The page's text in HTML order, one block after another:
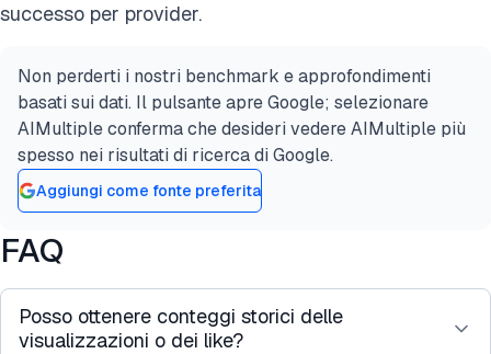
successo per provider.
Non perderti i nostri benchmark e approfondimenti
basati sui dati. Il pulsante apre Google; selezionare
AIMultiple conferma che desideri vedere AIMultiple più
spesso nei risultati di ricerca di Google.
Aggiungi come fonte preferita
FAQ
Posso ottenere conteggi storici delle
visualizzazioni o dei like?